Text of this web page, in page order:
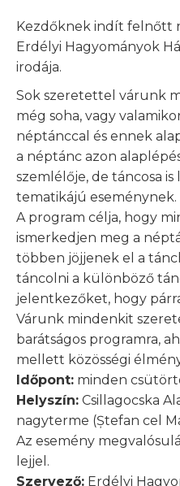
Kezdőknek indít felnőtt
Erdélyi Hagyományok
irodája.
Sok szeretettel várunk
még soha, vagy
néptánccal és ennek
a néptánc azon
szemlélője, de táncosa
tematikájú eseménynek.
A program célja, hogy
ismerkedjen meg a
többen jöjjenek el a
táncolni a különböző
jelentkezőket, hogy
Várunk mindenkit
barátságos programra,
mellett közösségi
Időpont: minden
Helyszín: Csillagocska
nagyterme (Ștefan cel
Az esemény
lejjel.
Szervező: Erdélyi